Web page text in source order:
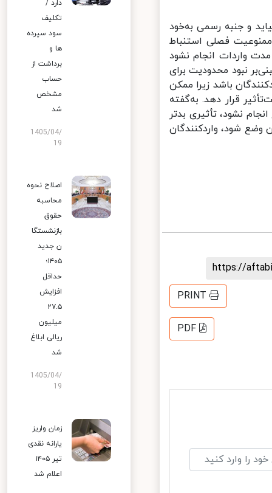
و جنبه رسمی به‌خود
فصلی استنباط
مدت واردات انجام نشود
نبود محدودیت برای
باشد زیرا ممکن
قرار دهد. به‌گفته
نشود، تأثیری بدتر
شود، واردکنندگان
https://
PRINT
PDF
دارد /
تکلیف
سود سپرده
ها و
برداشت از
حساب
مشخص
شد
1405/04/
19
اصلاح نحوه
محاسبه
حقوق
بازنشستگا
ن جدید
۱۴۰۵؛
حداقل
افزایش
۲۷.۵
میلیون
ریالی ابلاغ
شد
1405/04/
19
زمان واریز
یارانه نقدی
تیر ۱۴۰۵
اعلام شد